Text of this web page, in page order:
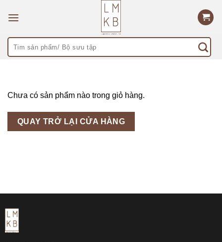
Tìm
kiếm:
Chưa có sản phẩm nào trong giỏ hàng.
QUAY TRỞ LẠI CỬA HÀNG